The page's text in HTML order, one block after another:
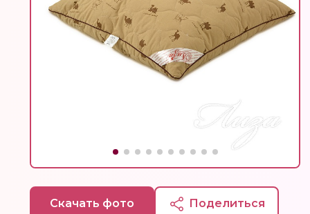
Скачать фото
Поделиться